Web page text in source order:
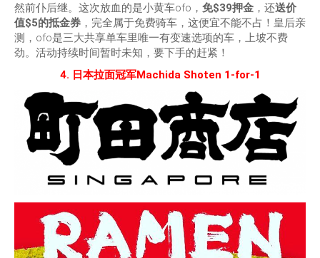
然前仆后继。这次放血的是小黄车ofo， 免$39押金 ，还送价
值$5的抵金券 ，完全属于免费骑车，这便宜不能不占！皇后亲
测，ofo是三大共享单车里唯一有变速选项的车，上坡不费
劲。活动持续时间暂时未知，要下手的赶紧！
4. 日本拉面冠军Machida Shoten 1-for-1